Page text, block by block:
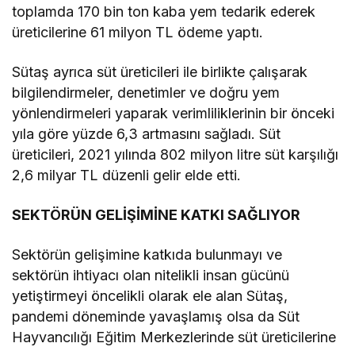
toplamda 170 bin ton kaba yem tedarik ederek
üreticilerine 61 milyon TL ödeme yaptı.
Sütaş ayrıca süt üreticileri ile birlikte çalışarak
bilgilendirmeler, denetimler ve doğru yem
yönlendirmeleri yaparak verimliliklerinin bir önceki
yıla göre yüzde 6,3 artmasını sağladı. Süt
üreticileri, 2021 yılında 802 milyon litre süt karşılığı
2,6 milyar TL düzenli gelir elde etti.
SEKTÖRÜN GELİŞİMİNE KATKI SAĞLIYOR
Sektörün gelişimine katkıda bulunmayı ve
sektörün ihtiyacı olan nitelikli insan gücünü
yetiştirmeyi öncelikli olarak ele alan Sütaş,
pandemi döneminde yavaşlamış olsa da Süt
Hayvancılığı Eğitim Merkezlerinde süt üreticilerine